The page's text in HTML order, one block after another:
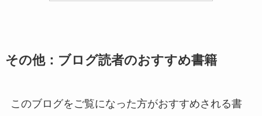
その他：ブログ読者のおすすめ書籍
このブログをご覧になった方がおすすめされる書